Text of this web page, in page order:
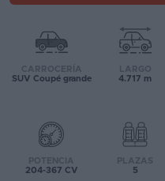
Ofertas
Asistente
CARROCERÍA
SUV Coupé grande
LARGO
4.717 m
POTENCIA
204-367 CV
PLAZAS
5